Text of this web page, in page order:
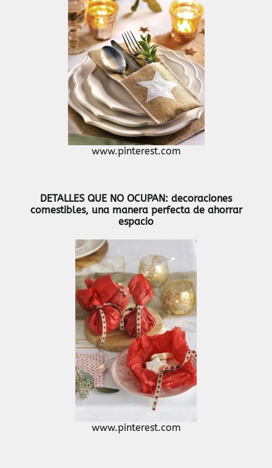
www.pinterest.com
DETALLES QUE NO OCUPAN: decoraciones
comestibles, una manera perfecta de ahorrar
espacio
www.pinterest.com